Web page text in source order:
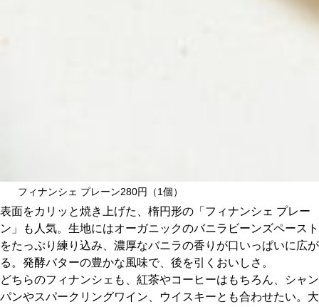
フィナンシェ プレーン280円（1個）
表面をカリッと焼き上げた、楕円形の「フィナンシェ プレー
ン」も人気。生地にはオーガニックのバニラビーンズペースト
をたっぷり練り込み、濃厚なバニラの香りが口いっぱいに広が
る。発酵バターの豊かな風味で、後を引くおいしさ。
どちらのフィナンシェも、紅茶やコーヒーはもちろん、シャン
パンやスパークリングワイン、ウイスキーとも合わせたい。大